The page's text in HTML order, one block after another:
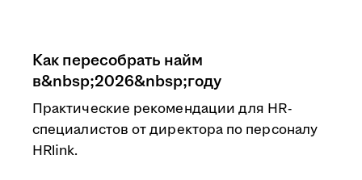
Как пересобрать найм
в&nbsp;2026&nbsp;году
Практические рекомендации для HR-
специалистов от директора по персоналу
HRlink.